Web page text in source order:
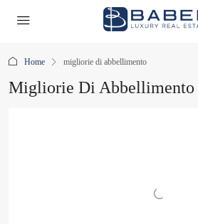
Home migliorie di abbellimento
Migliorie Di Abbellimento